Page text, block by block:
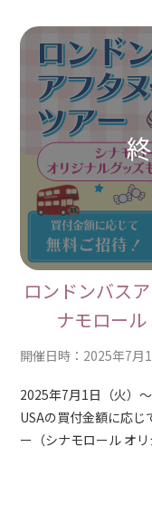
ロンドンバス
ナモロール
開催日時：2025年7月
2025年7月1日（火）
USAの買付金額に応じ
ー（シナモロール オ